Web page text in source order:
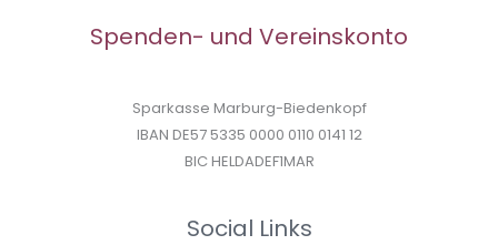
Spenden- und Vereinskonto
Sparkasse Marburg-Biedenkopf
IBAN DE57 5335 0000 0110 0141 12
BIC HELDADEF1MAR
Social Links